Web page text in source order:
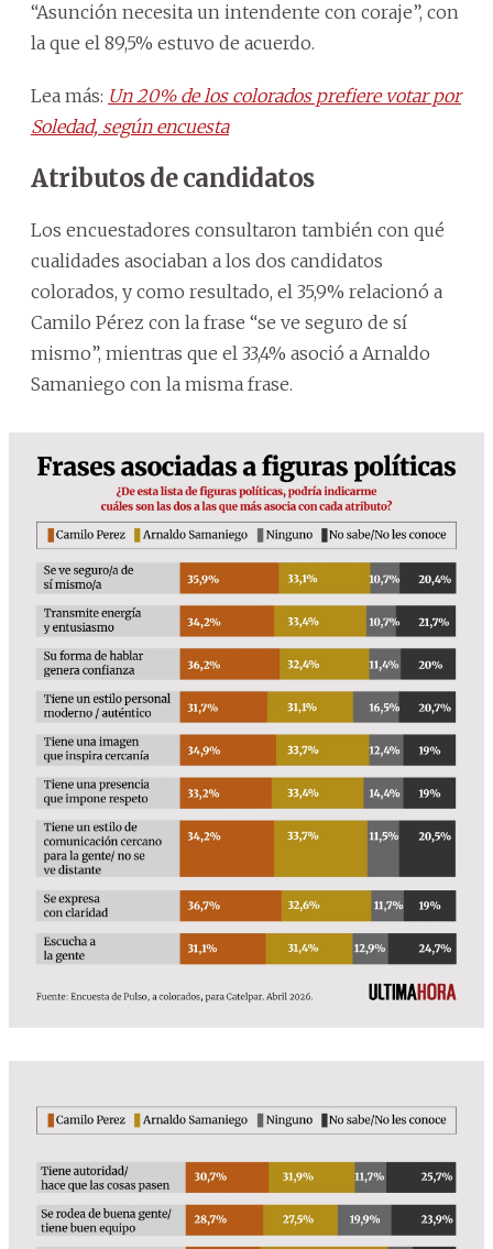
“Asunción necesita un intendente con coraje”, con
la que el 89,5% estuvo de acuerdo.
Lea más: Un 20% de los colorados prefiere votar por
Soledad, según encuesta
Atributos de candidatos
Los encuestadores consultaron también con qué
cualidades asociaban a los dos candidatos
colorados, y como resultado, el 35,9% relacionó a
Camilo Pérez con la frase “se ve seguro de sí
mismo”, mientras que el 33,4% asoció a Arnaldo
Samaniego con la misma frase.